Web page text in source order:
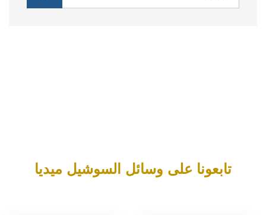
تابعونا على وسائل السوشيل ميديا